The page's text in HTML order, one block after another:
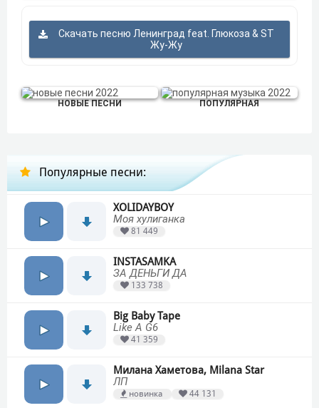
Скачать песню Ленинград feat. Глюкоза & ST
Жу-Жу
НОВЫЕ ПЕСНИ ПОПУЛЯРНАЯ
Популярные песни:
XOLIDAYBOY
Моя хулиганка
81 449
INSTASAMKA
ЗА ДЕНЬГИ ДА
133 738
Big Baby Tape
Like A G6
41 359
Милана Хаметова, Milana Star
ЛП
новинка 44 131